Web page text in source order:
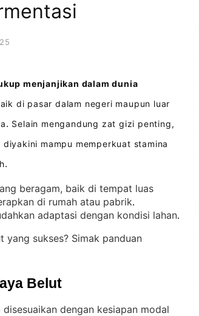
menjanjikan dalam dunia
di pasar dalam negeri maupun luar
. Selain mengandung zat gizi penting,
mampu memperkuat stamina
.
beragam, baik di tempat luas
di rumah atau pabrik
adaptasi dengan kondisi lahan.
yang sukses? Simak panduan
Belut
dengan kesiapan modal